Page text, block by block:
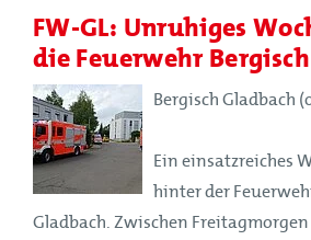
FW-GL: Unruhiges
die Feuerwehr
Bergisch Gladbach
Ein einsatzreiches
hinter der
Gladbach. Zwischen